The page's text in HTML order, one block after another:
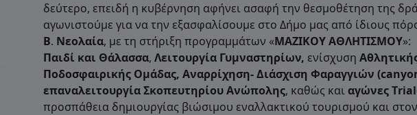
δεύτερο, επειδή η κυβέρνηση αφήνει ασαφή την θεσμοθέτηση της
αγωνιστούμε για να την εξασφαλίσουμε στο Δήμο μας από ίδιους
Β. Νεολαία, με τη στήριξη προγραμμάτων «ΜΑΖΙΚΟΥ ΑΘΛΗΤΙΣΜΟΥ»:
Παιδί και Θάλασσα, Λειτουργία Γυμναστηρίων, ενίσχυση
Ποδοσφαιρικής Ομάδας, Αναρρίχηση- Διάσχιση Φαραγγιών (
επαναλειτουργία Σκοπευτηρίου Ανώπολης, καθώς και αγώνες Τrial
προσπάθεια δημιουργίας βιώσιμου εναλλακτικού τουρισμού και